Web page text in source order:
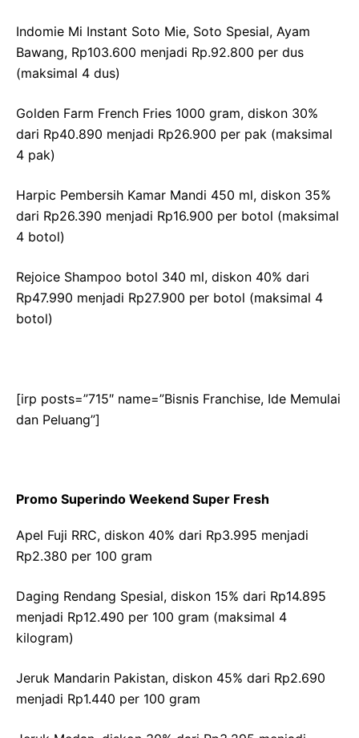
Indomie Mi Instant Soto Mie, Soto Spesial, Ayam
Bawang, Rp103.600 menjadi Rp.92.800 per dus
(maksimal 4 dus)
Golden Farm French Fries 1000 gram, diskon 30%
dari Rp40.890 menjadi Rp26.900 per pak (maksimal
4 pak)
Harpic Pembersih Kamar Mandi 450 ml, diskon 35%
dari Rp26.390 menjadi Rp16.900 per botol (maksimal
4 botol)
Rejoice Shampoo botol 340 ml, diskon 40% dari
Rp47.990 menjadi Rp27.900 per botol (maksimal 4
botol)
[irp posts=”715″ name=”Bisnis Franchise, Ide Memulai
dan Peluang”]
Promo Superindo Weekend Super Fresh
Apel Fuji RRC, diskon 40% dari Rp3.995 menjadi
Rp2.380 per 100 gram
Daging Rendang Spesial, diskon 15% dari Rp14.895
menjadi Rp12.490 per 100 gram (maksimal 4
kilogram)
Jeruk Mandarin Pakistan, diskon 45% dari Rp2.690
menjadi Rp1.440 per 100 gram